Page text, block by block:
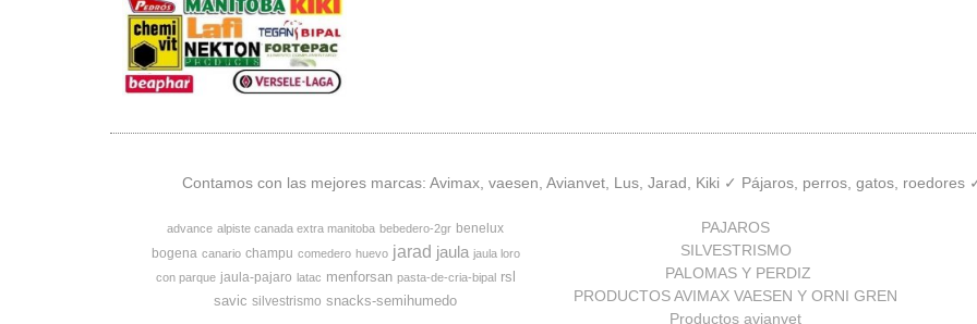
Contamos con las mejores marcas: Avimax, vaesen, Avianvet, Lus, Jarad, Kiki ✓ Pájaros, perros, gatos,
advance alpiste canada extra manitoba bebedero-2gr benelux
bogena canario champu comedero huevo jarad jaula jaula loro
con parque jaula-pajaro latac menforsan pasta-de-cria-bipal rsl
savic silvestrismo snacks-semihumedo
PAJAROS
SILVESTRISMO
PALOMAS Y PERDIZ
PRODUCTOS AVIMAX VAESEN Y ORNI GREN
Productos avianvet